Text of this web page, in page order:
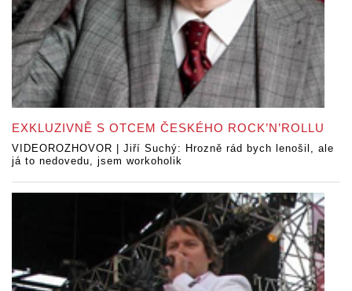
EXKLUZIVNĚ S OTCEM ČESKÉHO ROCK’N’ROLLU
VIDEOROZHOVOR | Jiří Suchý: Hrozně rád bych lenošil, ale
já to nedovedu, jsem workoholik